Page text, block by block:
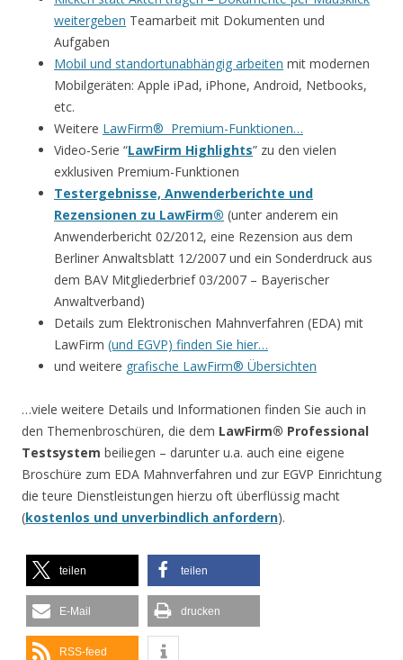
weitergeben Teamarbeit mit Dokumenten und
Aufgaben
Mobil und standortunabhängig arbeiten mit modernen
Mobilgeräten: Apple iPad, iPhone, Android, Netbooks,
etc.
Weitere LawFirm® Premium-Funktionen…
Video-Serie “LawFirm Highlights” zu den vielen
exklusiven Premium-Funktionen
Testergebnisse, Anwenderberichte und
Rezensionen zu LawFirm® (unter anderem ein
Anwenderbericht 02/2012, eine Rezension aus dem
Berliner Anwaltsblatt 12/2007 und ein Sonderdruck aus
dem BAV Mitgliederbrief 03/2007 – Bayerischer
Anwaltverband)
Details zum Elektronischen Mahnverfahren (EDA) mit
LawFirm (und EGVP) finden Sie hier…
und weitere grafische LawFirm® Übersichten
…viele weitere Details und Informationen finden Sie auch in
den Themenbroschüren, die dem LawFirm® Professional
Testsystem beiliegen – darunter u.a. auch eine eigene
Broschüre zum EDA Mahnverfahren und zur EGVP Einrichtung
die teure Dienstleistungen hierzu oft überflüssig macht
(kostenlos und unverbindlich anfordern).
teilen teilen
E-Mail drucken
RSS-feed